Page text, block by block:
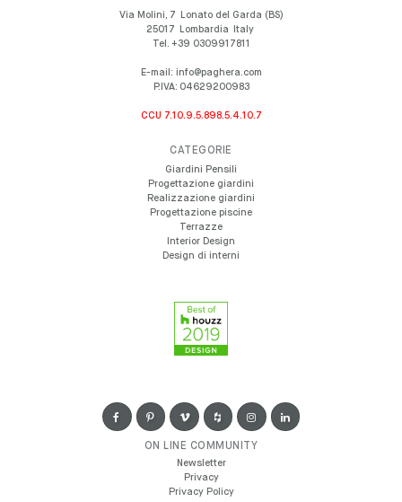
Via Molini, 7
Lonato del Garda (BS)
25017
Lombardia
Italy
Tel. +39 0309917811
E-mail: info@paghera.com
P.IVA: 04629200983
CCU 7.10.9.5.898.5.4.10.7
CATEGORIE
Giardini Pensili
Progettazione giardini
Realizzazione giardini
Progettazione piscine
Terrazze
Interior Design
Design di interni
ON LINE COMMUNITY
Newsletter
Privacy
Privacy Policy